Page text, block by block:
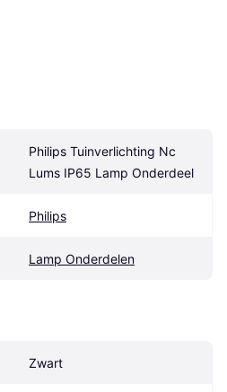
Philips Tuinverlichting Nc
Lums IP65 Lamp Onderdeel
Philips
Lamp Onderdelen
Zwart